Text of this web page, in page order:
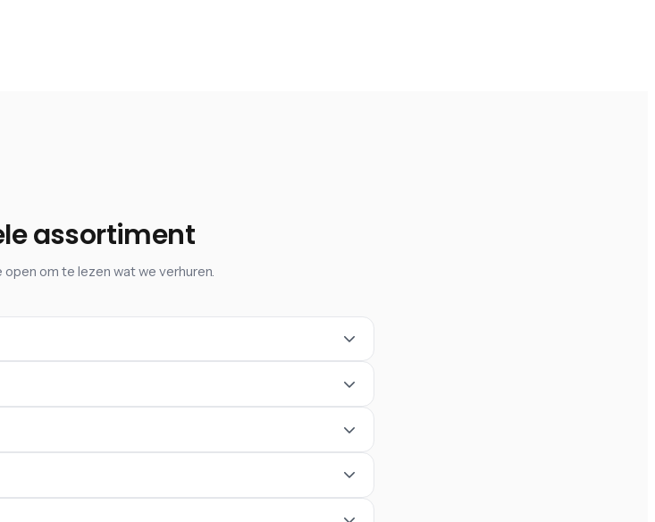
assortiment
om te lezen wat we verhuren.